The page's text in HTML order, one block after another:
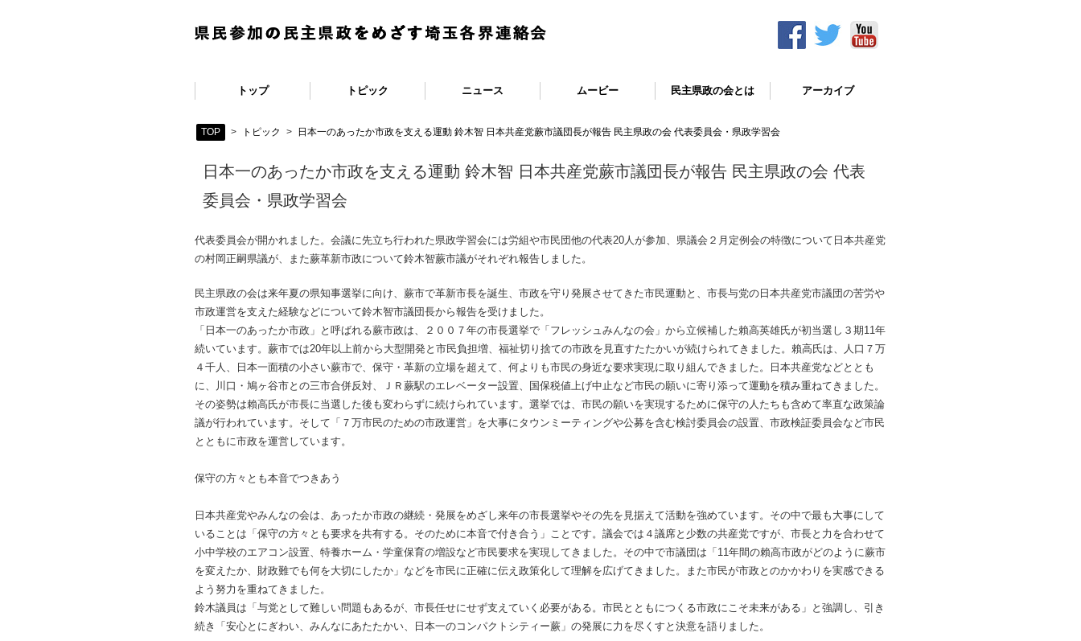
トップ トピック ニュース ムービー 民主県政の会とは アーカイブ
TOP > トピック > 日本一のあったか市政を支える運動 鈴木智 日本共産党蕨市議団長が報告 民主県政の会 代表委員会・県政学習会
日本一のあったか市政を支える運動 鈴木智 日本共産党蕨市議団長が報告 民主県政の会 代表
委員会・県政学習会
代表委員会が開かれました。会議に先立ち行われた県政学習会には労組や市民団他の代表20人が参加、県議会２月定例会の特徴について日本共産党
の村岡正嗣県議が、また蕨革新市政について鈴木智蕨市議がそれぞれ報告しました。
民主県政の会は来年夏の県知事選挙に向け、蕨市で革新市長を誕生、市政を守り発展させてきた市民運動と、市長与党の日本共産党市議団の苦労や
市政運営を支えた経験などについて鈴木智市議団長から報告を受けました。
「日本一のあったか市政」と呼ばれる蕨市政は、２００７年の市長選挙で「フレッシュみんなの会」から立候補した賴高英雄氏が初当選し３期11年
続いています。蕨市では20年以上前から大型開発と市民負担増、福祉切り捨ての市政を見直すたたかいが続けられてきました。賴高氏は、人口７万
４千人、日本一面積の小さい蕨市で、保守・革新の立場を超えて、何よりも市民の身近な要求実現に取り組んできました。日本共産党などととも
に、川口・鳩ヶ谷市との三市合併反対、ＪＲ蕨駅のエレベーター設置、国保税値上げ中止など市民の願いに寄り添って運動を積み重ねてきました。
その姿勢は賴高氏が市長に当選した後も変わらずに続けられています。選挙では、市民の願いを実現するために保守の人たちも含めて率直な政策論
議が行われています。そして「７万市民のための市政運営」を大事にタウンミーティングや公募を含む検討委員会の設置、市政検証委員会など市民
とともに市政を運営しています。
保守の方々とも本音でつきあう
日本共産党やみんなの会は、あったか市政の継続・発展をめざし来年の市長選挙やその先を見据えて活動を強めています。その中で最も大事にして
いることは「保守の方々とも要求を共有する。そのために本音で付き合う」ことです。議会では４議席と少数の共産党ですが、市長と力を合わせて
小中学校のエアコン設置、特養ホーム・学童保育の増設など市民要求を実現してきました。その中で市議団は「11年間の賴高市政がどのように蕨市
を変えたか、財政難でも何を大切にしたか」などを市民に正確に伝え政策化して理解を広げてきました。また市民が市政とのかかわりを実感できる
よう努力を重ねてきました。
鈴木議員は「与党として難しい問題もあるが、市長任せにせず支えていく必要がある。市民とともにつくる市政にこそ未来がある」と強調し、引き
続き「安心とにぎわい、みんなにあたたかい、日本一のコンパクトシティー蕨」の発展に力を尽くすと決意を語りました。